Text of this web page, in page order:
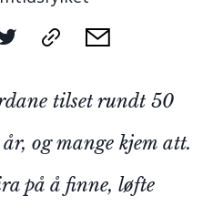
tilset rundt 50
og mange kjem att.
på å finne, løfte